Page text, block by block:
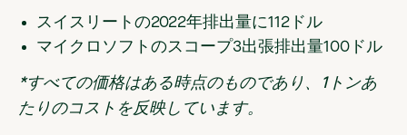
スイスリートの2022年排出量に112ドル
マイクロソフトのスコープ3出張排出量100ドル
*すべての価格はある時点のものであり、1トンあ
たりのコストを反映しています。